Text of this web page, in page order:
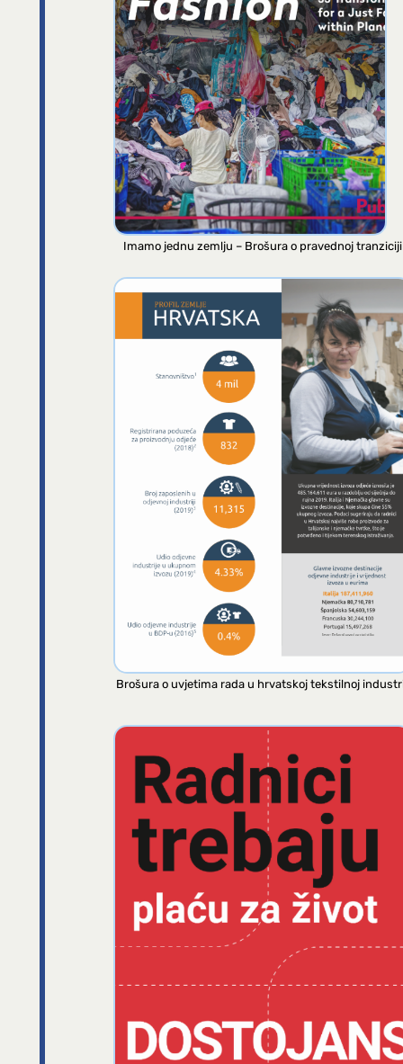
Imamo jednu zemlju – Brošura o pravednoj tranziciji
Brošura o uvjetima rada u hrvatskoj tekstilnoj